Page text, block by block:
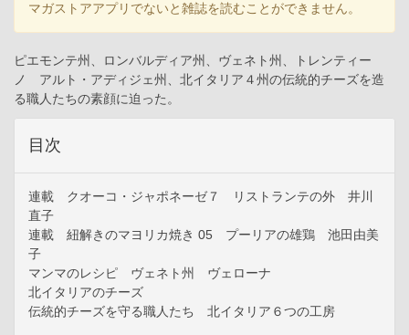
マガストアアプリでないと雑誌を読むことができません。
ピエモンテ州、ロンバルディア州、ヴェネト州、トレンティー
ノ゠アルト・アディジェ州、北イタリア４州の伝統的チーズを造
る職人たちの素顔に迫った。
目次
連載 クオーコ・ジャポネーゼ７ リストランテの外 井川
直子
連載 紐解きのマヨリカ焼き 05 プーリアの雄鶏 池田由美
子
マンマのレシピ ヴェネト州 ヴェローナ
北イタリアのチーズ
伝統的チーズを守る職人たち 北イタリア６つの工房